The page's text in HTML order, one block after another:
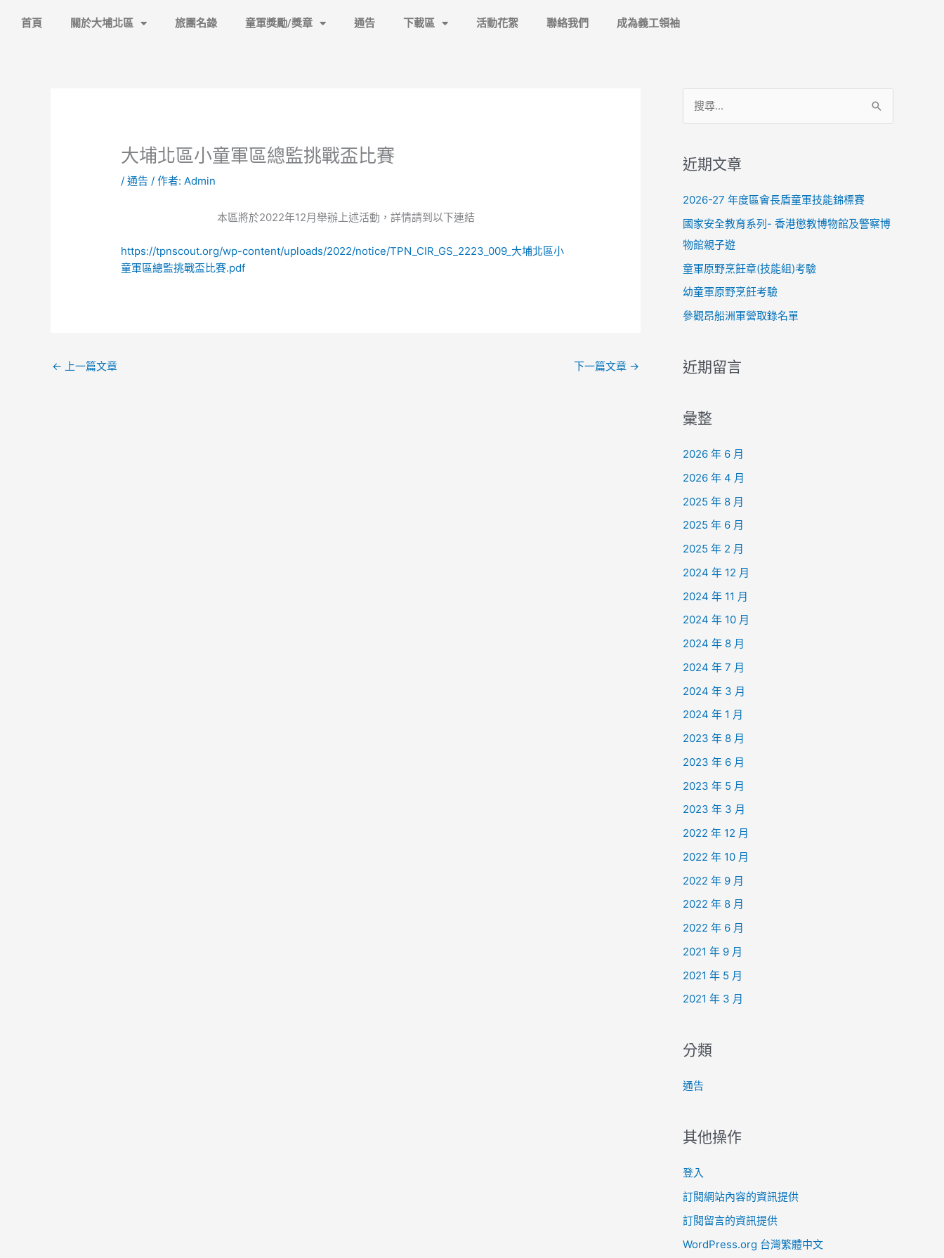
首頁 關於大埔北區 旅團名錄 童軍獎勵/獎章 通告 下載區 活動花絮 聯絡我們 成為義工領袖
大埔北區小童軍區總監挑戰盃比賽
/通告 / 作者:Admin
本區將於2022年12月舉辦上述活動，詳情請到以下連結
https://tpnscout.org/wp-content/uploads/2022/notice/TPN_CIR_GS_2223_009_大埔北區小
童軍區總監挑戰盃比賽.pdf
← 上一篇文章 下一篇文章 →
鍵
字
近期文章
2026-27 年度區會長盾童軍技能錦標賽
國家安全教育系列- 香港懲教博物館及警察博
物館親子遊
童軍原野烹飪章(技能組)考驗
幼童軍原野烹飪考驗
參觀昂船洲軍營取錄名單
近期留言
彙整
2026 年 6 月
2026 年 4 月
2025 年 8 月
2025 年 6 月
2025 年 2 月
2024 年 12 月
2024 年 11 月
2024 年 10 月
2024 年 8 月
2024 年 7 月
2024 年 3 月
2024 年 1 月
2023 年 8 月
2023 年 6 月
2023 年 5 月
2023 年 3 月
2022 年 12 月
2022 年 10 月
2022 年 9 月
2022 年 8 月
2022 年 6 月
2021 年 9 月
2021 年 5 月
2021 年 3 月
分類
通告
其他操作
登入
訂閱網站內容的資訊提供
訂閱留言的資訊提供
WordPress.org 台灣繁體中文